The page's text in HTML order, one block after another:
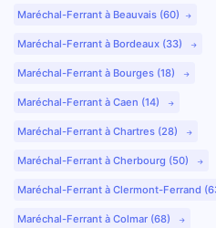
Maréchal-Ferrant à Beauvais (60)
Maréchal-Ferrant à Bordeaux (33)
Maréchal-Ferrant à Bourges (18)
Maréchal-Ferrant à Caen (14)
Maréchal-Ferrant à Chartres (28)
Maréchal-Ferrant à Cherbourg (50)
Maréchal-Ferrant à Clermont-Ferrand
Maréchal-Ferrant à Colmar (68)